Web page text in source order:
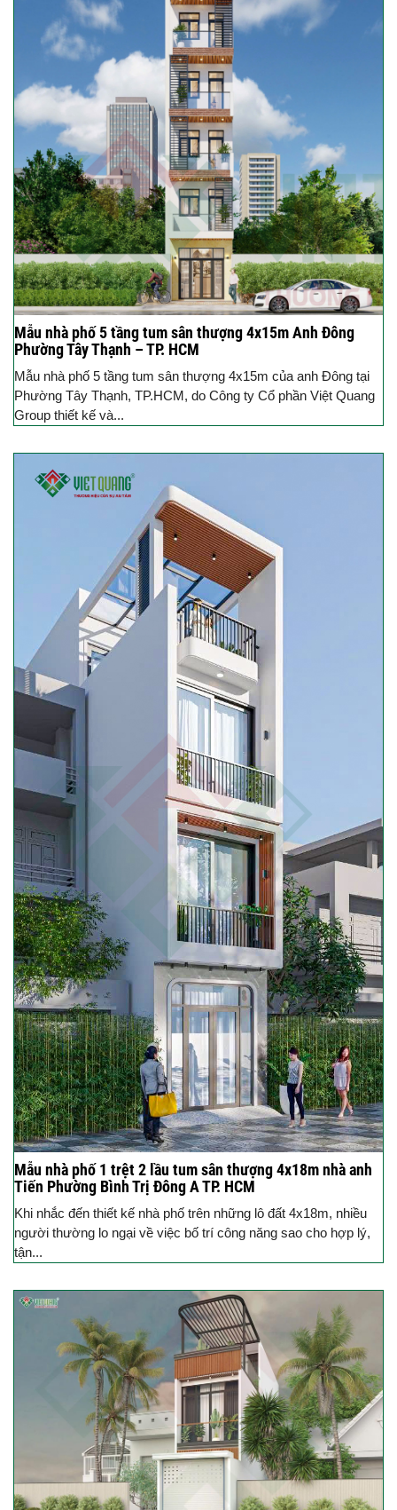
Mẫu nhà phố 5 tầng tum sân thượng 4x15m Anh Đông
Phường Tây Thạnh – TP. HCM
Mẫu nhà phố 5 tầng tum sân thượng 4x15m của anh Đông tại
Phường Tây Thạnh, TP.HCM, do Công ty Cổ phần Việt Quang
Group thiết kế và...
Mẫu nhà phố 1 trệt 2 lầu tum sân thượng 4x18m nhà anh
Tiến Phường Bình Trị Đông A TP. HCM
Khi nhắc đến thiết kế nhà phố trên những lô đất 4x18m, nhiều
người thường lo ngại về việc bố trí công năng sao cho hợp lý,
tận...